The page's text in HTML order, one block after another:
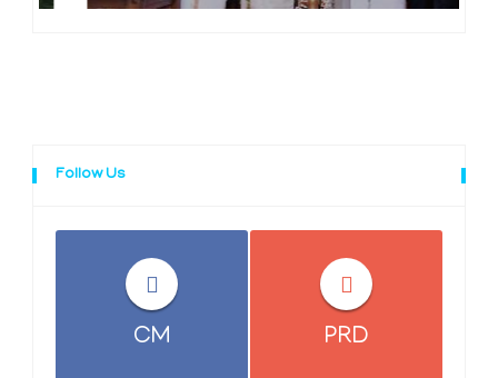
Follow Us
CM PRD